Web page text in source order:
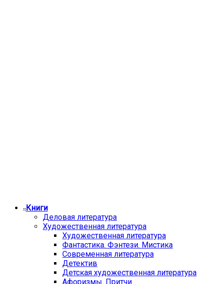
Книги
Деловая литература
Художественная литература
Художественная литература
Фантастика. Фэнтези. Мистика
Современная литература
Детектив
Детская художественная литература
Афоризмы. Притчи